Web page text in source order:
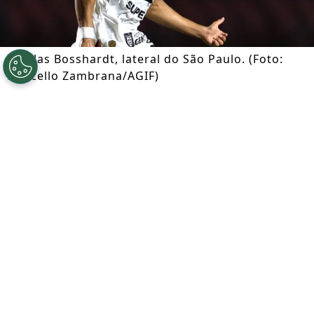
Nicolas Bosshardt, lateral do São Paulo. (Foto:
Marcello Zambrana/AGIF)